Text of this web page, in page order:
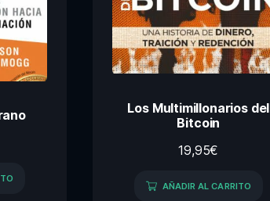
Los Multimillonarios del
Bitcoin
19,95€
AÑADIR AL CARRITO